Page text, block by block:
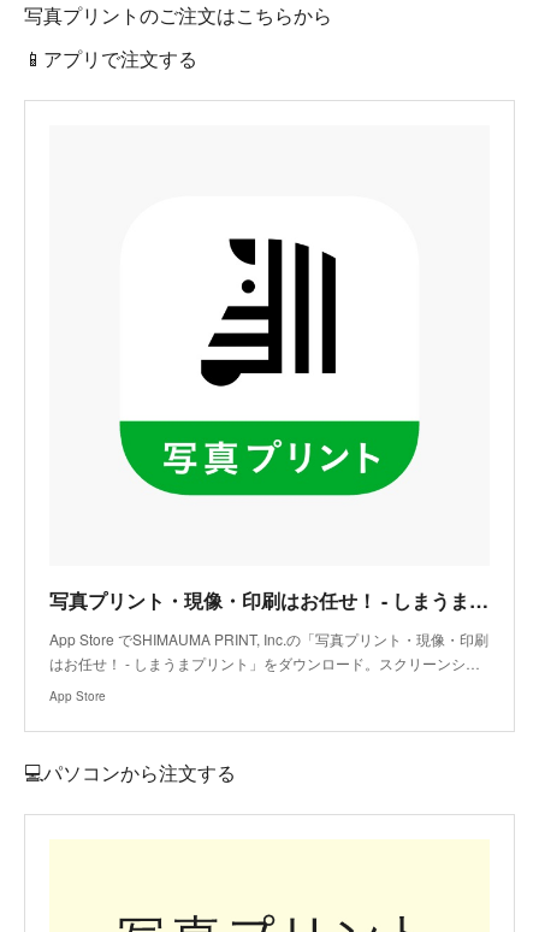
写真プリントのご注文はこちらから
📱アプリで注文する
写真プリント・現像・印刷はお任せ！ - しまうまプリントアプリ - App Store
App Store でSHIMAUMA PRINT, Inc.の「写真プリント・現像・印刷
はお任せ！ - しまうまプリント」をダウンロード。スクリーンシ…
App Store
💻パソコンから注文する